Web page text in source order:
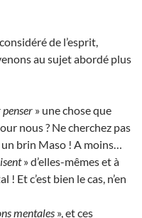
de l’esprit,
au sujet abordé plus
» une chose que
nous ? Ne cherchez pas
un brin Maso ! A moins…
» d’elles-mêmes et à
Et c’est bien le cas, n’en
mentales », et ces